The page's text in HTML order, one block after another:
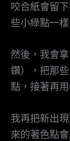
咬合紙會留
些小綠點一樣
然後，我會
鑽），把那
點，接著再
我再把新出
來的著色點